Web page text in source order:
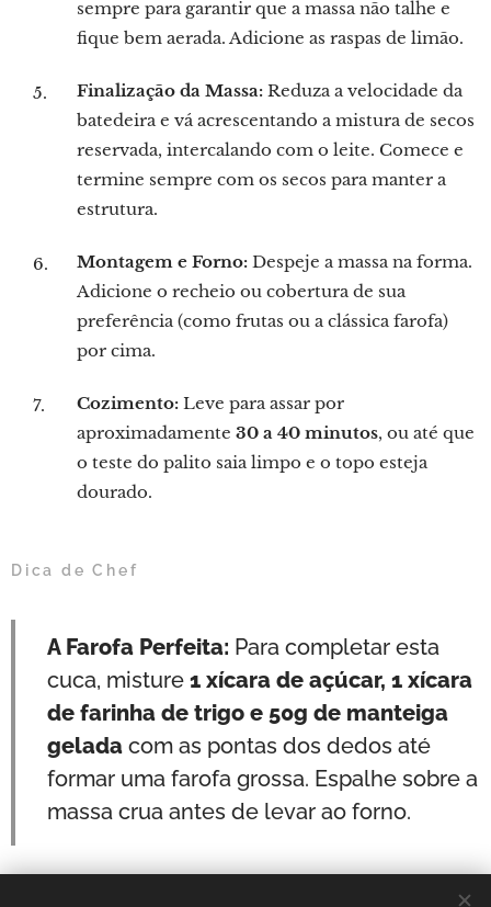
sempre para garantir que a massa não talhe e
fique bem aerada. Adicione as raspas de limão.
Finalização da Massa: Reduza a velocidade da
batedeira e vá acrescentando a mistura de secos
reservada, intercalando com o leite. Comece e
termine sempre com os secos para manter a
estrutura.
Montagem e Forno: Despeje a massa na forma.
Adicione o recheio ou cobertura de sua
preferência (como frutas ou a clássica farofa)
por cima.
Cozimento: Leve para assar por
aproximadamente 30 a 40 minutos, ou até que
o teste do palito saia limpo e o topo esteja
dourado.
Dica de Chef
A Farofa Perfeita: Para completar esta
cuca, misture 1 xícara de açúcar, 1 xícara
de farinha de trigo e 50g de manteiga
gelada com as pontas dos dedos até
formar uma farofa grossa. Espalhe sobre a
massa crua antes de levar ao forno.